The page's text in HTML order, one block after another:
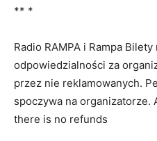
** *
Radio RAMPA i Rampa
odpowiedzialności za
przez nie reklamowanych.
spoczywa na organizatorze.
there is no refunds